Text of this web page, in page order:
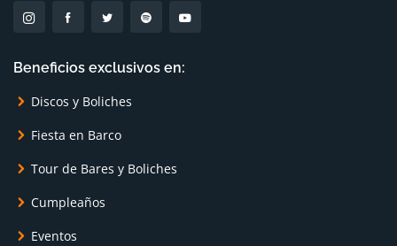
Beneficios exclusivos en:
Discos y Boliches
Fiesta en Barco
Tour de Bares y Boliches
Cumpleaños
Eventos